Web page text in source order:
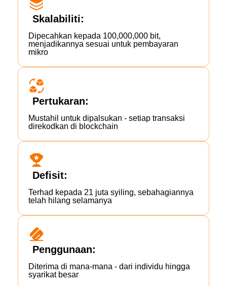
Skalabiliti:
Dipecahkan kepada 100,000,000 bit,
menjadikannya sesuai untuk pembayaran
mikro
Pertukaran:
Mustahil untuk dipalsukan - setiap transaksi
direkodkan di blockchain
Defisit:
Terhad kepada 21 juta syiling, sebahagiannya
telah hilang selamanya
Penggunaan:
Diterima di mana-mana - dari individu hingga
syarikat besar